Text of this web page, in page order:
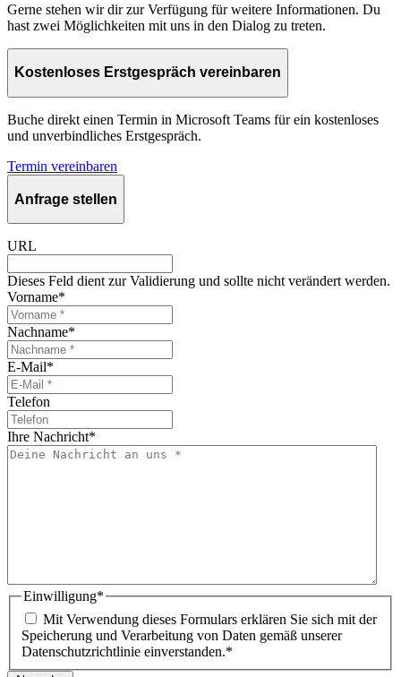
Gerne stehen wir dir zur Verfügung für weitere Informationen. Du
hast zwei Möglichkeiten mit uns in den Dialog zu treten.
Kostenloses Erstgespräch vereinbaren
Buche direkt einen Termin in Microsoft Teams für ein kostenloses
und unverbindliches Erstgespräch.
Termin vereinbaren
Anfrage stellen
URL
Dieses Feld dient zur Validierung und sollte nicht verändert werden.
Vorname*
Nachname*
E-Mail*
Telefon
Ihre Nachricht*
Einwilligung*
Mit Verwendung dieses Formulars erklären Sie sich mit der
Speicherung und Verarbeitung von Daten gemäß unserer
Datenschutzrichtlinie einverstanden.*